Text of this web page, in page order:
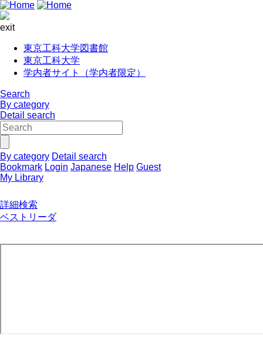
exit
東京工科大学図書館
東京工科大学
学内者サイト（学内者限定）
Search
By category
Detail search
By category Detail search
Bookmark Login Japanese Help Guest
My Library
詳細検索
ベストリーダ